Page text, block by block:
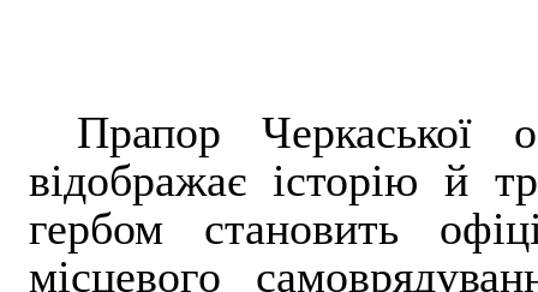
Прапор
відображає історію й
гербом становить
місцевого